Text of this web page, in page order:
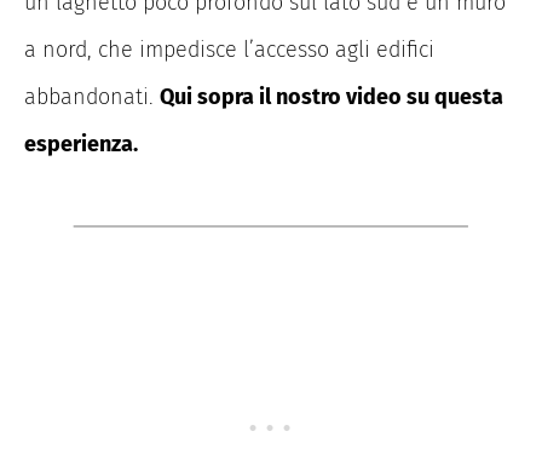
a nord, che impedisce l’accesso agli edifici
abbandonati. Qui sopra il nostro video su questa
esperienza.